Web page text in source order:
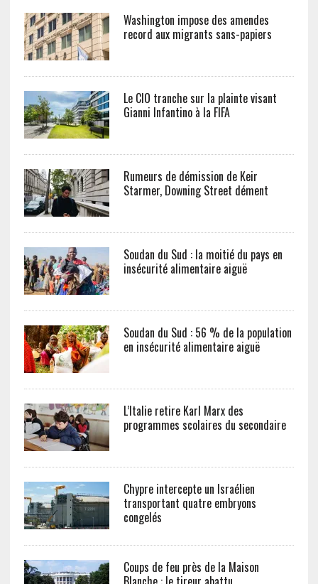
Washington impose des amendes
record aux migrants sans-papiers
Le CIO tranche sur la plainte visant
Gianni Infantino à la FIFA
Rumeurs de démission de Keir
Starmer, Downing Street dément
Soudan du Sud : la moitié du pays en
insécurité alimentaire aiguë
Soudan du Sud : 56 % de la population
en insécurité alimentaire aiguë
L’Italie retire Karl Marx des
programmes scolaires du secondaire
Chypre intercepte un Israélien
transportant quatre embryons
congelés
Coups de feu près de la Maison